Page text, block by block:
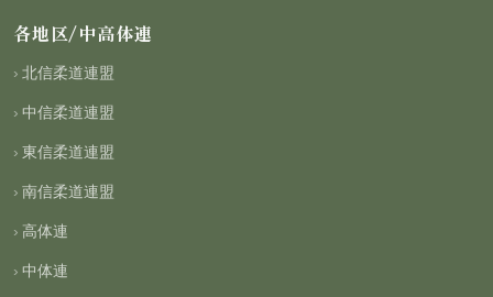
各地区/中高体連
北信柔道連盟
中信柔道連盟
東信柔道連盟
南信柔道連盟
高体連
中体連